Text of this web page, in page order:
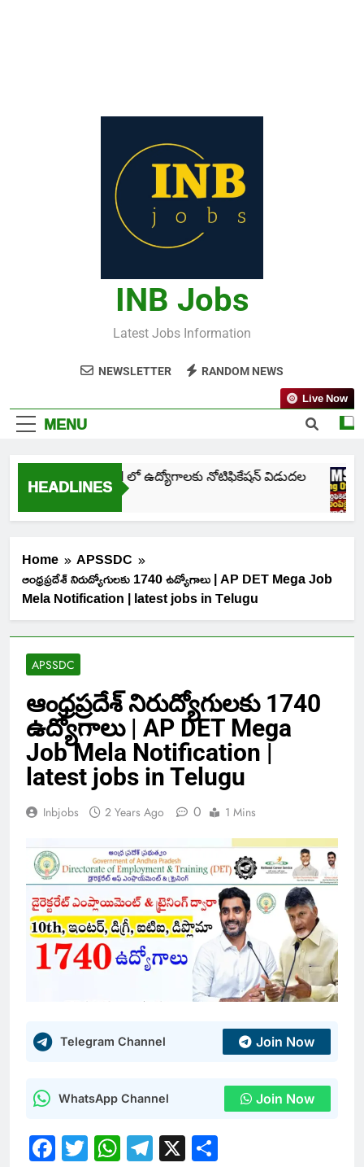
INB Jobs
Latest Jobs Information
NEWSLETTER RANDOM NEWS
MENU
Live Now
HEADLINES
తెలంగాణ NHM లో ఉద్యోగాలకు నోటిఫికేషన్ విడుదల
Home
APSSDC
ఆంధ్రప్రదేశ్ నిరుద్యోగులకు 1740 ఉద్యోగాలు | AP DET Mega Job
Mela Notification | latest jobs in Telugu
APSSDC
ఆంధ్రప్రదేశ్ నిరుద్యోగులకు 1740
ఉద్యోగాలు | AP DET Mega
Job Mela Notification |
latest jobs in Telugu
Inbjobs 2 Years Ago 0 1 Mins
Telegram Channel Join Now
WhatsApp Channel Join Now
Facebook
Twitter
WhatsApp
Telegram
X